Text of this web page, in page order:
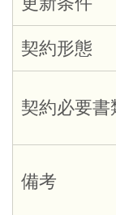
契約形態
契約必要書
備考